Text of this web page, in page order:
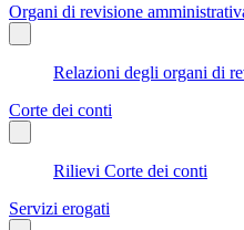
Organi di revisione
Relazioni degli organi di
Corte dei conti
Rilievi Corte dei conti
Servizi erogati